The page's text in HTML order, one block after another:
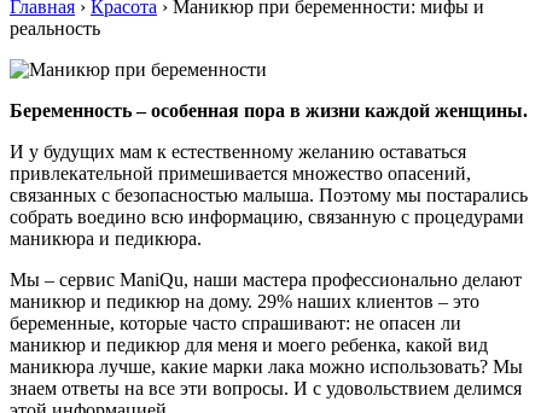
Главная › Красота › Маникюр при беременности: мифы и
реальность
Беременность – особенная пора в жизни каждой женщины.
И у будущих мам к естественному желанию оставаться
привлекательной примешивается множество опасений,
связанных с безопасностью малыша. Поэтому мы постарались
собрать воедино всю информацию, связанную с процедурами
маникюра и педикюра.
Мы – сервис ManiQu, наши мастера профессионально делают
маникюр и педикюр на дому. 29% наших клиентов – это
беременные, которые часто спрашивают: не опасен ли
маникюр и педикюр для меня и моего ребенка, какой вид
маникюра лучше, какие марки лака можно использовать? Мы
знаем ответы на все эти вопросы. И с удовольствием делимся